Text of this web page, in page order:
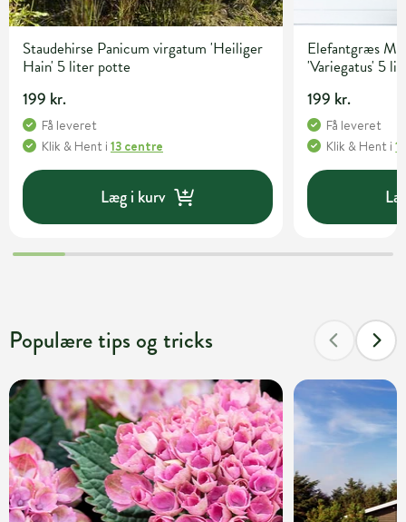
Staudehirse Panicum virgatum 'Heiliger
Hain' 5 liter potte
199 kr.
Få leveret
Klik & Hent i 13 centre
Læg i kurv
Elefantgræs
'Variegatus' 5
199 kr.
Få leveret
Klik & Hent i
Populære tips og tricks